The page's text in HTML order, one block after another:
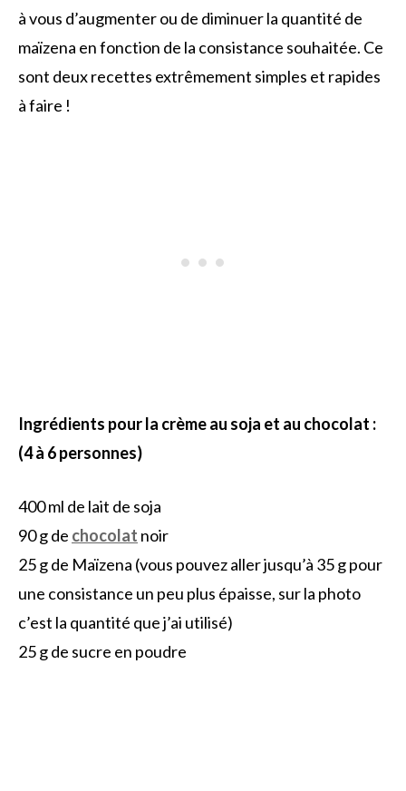
à vous d’augmenter ou de diminuer la quantité de
maïzena en fonction de la consistance souhaitée. Ce
sont deux recettes extrêmement simples et rapides
à faire !
Ingrédients pour la crème au soja et au chocolat :
(4 à 6 personnes)
400 ml de lait de soja
90 g de chocolat noir
25 g de Maïzena (vous pouvez aller jusqu’à 35 g pour
une consistance un peu plus épaisse, sur la photo
c’est la quantité que j’ai utilisé)
25 g de sucre en poudre